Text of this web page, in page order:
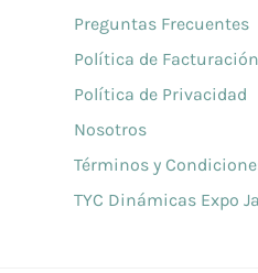
Preguntas Frecuentes
Política de Facturación
Política de Privacidad
Nosotros
Términos y
TYC Dinámicas Expo